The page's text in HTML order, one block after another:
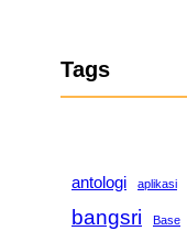
Tags
antologi aplikasi
bangsri Base